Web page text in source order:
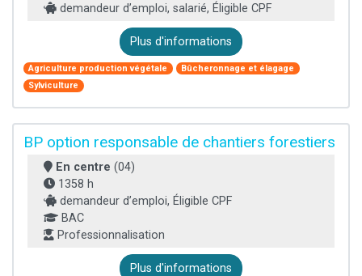
demandeur d’emploi, salarié, Éligible CPF
Plus d'informations
Agriculture production végétale
Bûcheronnage et élagage
Sylviculture
BP option responsable de chantiers forestiers
En centre (04)
1358 h
demandeur d’emploi, Éligible CPF
BAC
Professionnalisation
Plus d'informations